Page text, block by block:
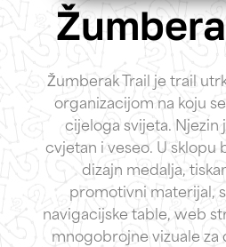
Žumberak Trail je trail
organizacijom na koju
cijeloga svijeta. Njezin
cvjetan i veseo. U sklopu
dizajn medalja,
promotivni materijal,
navigacijske table, web
mnogobrojne vizuale